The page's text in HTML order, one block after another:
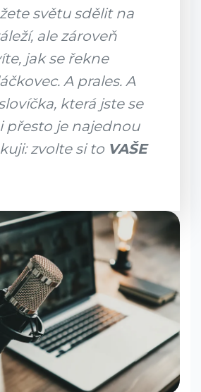
světu sdělit na
ale zároveň
jak se řekne
A prales. A
která jste se
přesto je najednou
zvolte si to VAŠE